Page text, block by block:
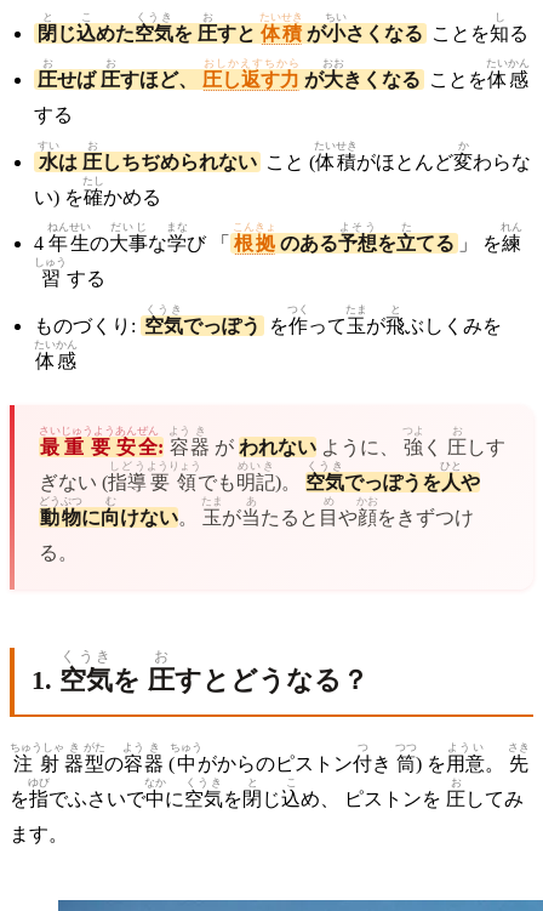
閉
と
じ込
こ
めた空気
くうき
を 圧
お
すと 体積
たいせき
が小
ちい
さくなる ことを知
し
る
圧
お
せば 圧
お
すほど、 圧し返す力
おしかえすちから
が大
おお
きくなる ことを体
たい
感
かん
する
水
すい
は 圧
お
しちぢめられない こと (体積
たいせき
がほとんど変
か
わらな
い) を確
たし
かめる
4 年生
ねんせい
の大事
だいじ
な学
まな
び 「 根拠
こんきょ
のある予想
よそう
を立
た
てる 」 を練
れん
習
しゅう
する
ものづくり: 空気
くうき
でっぽう を作
つく
って玉
たま
が飛
と
ぶしくみを
体感
たいかん
最
さい
重要
じゅうよう
安全
あんぜん
: 容
よう
器
き
が われない ように、 強
つよ
く 圧
お
しす
ぎない (指導
しどう
要領
ようりょう
でも明記
めいき
)。 空気
くうき
でっぽうを人
ひと
や
動物
どうぶつ
に向
む
けない。 玉
たま
が当
あ
たると 目
め
や顔
かお
をきずつけ
る。
1. 空気
くうき
を 圧
お
すとどうなる？
注射
ちゅうしゃ
器
き
型
がた
の容
よう
器
き
(中
ちゅう
がからのピストン付
つ
き 筒
つつ
) を用意
ようい
。 先
さき
を指
ゆび
でふさいで中
なか
に空気
くうき
を閉
と
じ込
こ
め、 ピストンを 圧
お
してみ
ます。